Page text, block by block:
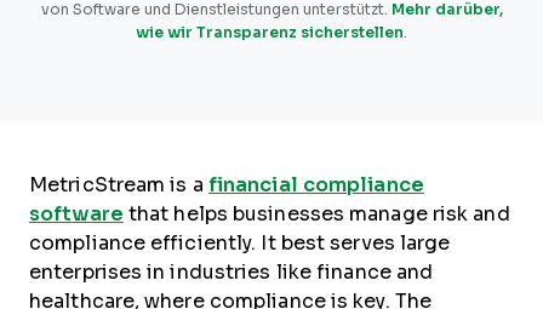
von Software und Dienstleistungen unterstützt. Mehr darüber,
wie wir Transparenz sicherstellen.
MetricStream is a financial compliance
software that helps businesses manage risk and
compliance efficiently. It best serves large
enterprises in industries like finance and
healthcare, where compliance is key. The